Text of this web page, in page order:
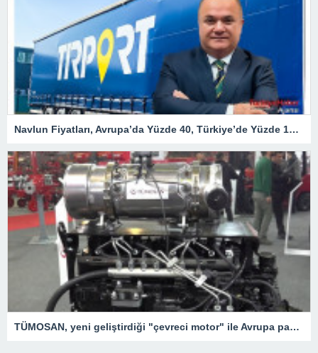
Navlun Fiyatları, Avrupa’da Yüzde 40, Türkiye’de Yüzde 107 Arttı – Ekonomi
TÜMOSAN, yeni geliştirdiği "çevreci motor" ile Avrupa pazarında hızla büyümeyi hedefliyor